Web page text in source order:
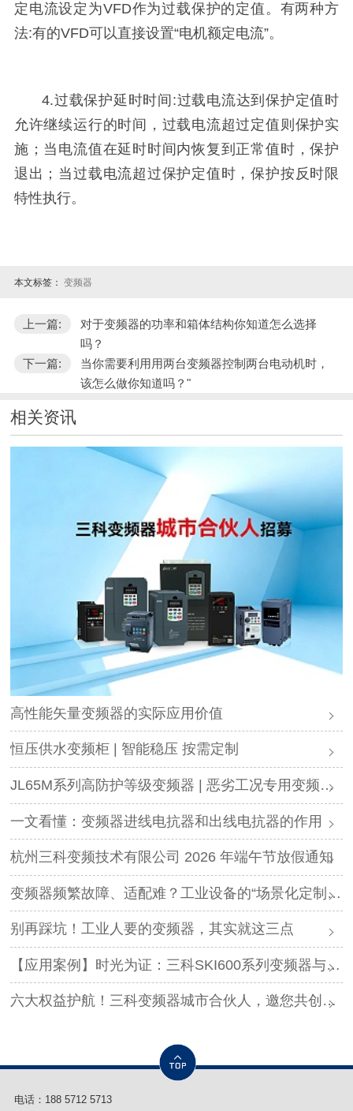
定电流设定为VFD作为过载保护的定值。有两种方
法:有的VFD可以直接设置“电机额定电流”。
4.过载保护延时时间:过载电流达到保护定值时
允许继续运行的时间，过载电流超过定值则保护实
施；当电流值在延时时间内恢复到正常值时，保护
退出；当过载电流超过保护定值时，保护按反时限
特性执行。
本文标签： 变频器
上一篇:
对于变频器的功率和箱体结构你知道怎么选择
吗？
下一篇:
当你需要利用用两台变频器控制两台电动机时，
该怎么做你知道吗？"
相关资讯
高性能矢量变频器的实际应用价值
恒压供水变频柜 | 智能稳压 按需定制
JL65M系列高防护等级变频器 | 恶劣工况专用变频解决方案
一文看懂：变频器进线电抗器和出线电抗器的作用
杭州三科变频技术有限公司 2026 年端午节放假通知
变频器频繁故障、适配难？工业设备的“场景化定制”，才是破局关键
别再踩坑！工业人要的变频器，其实就这三点
【应用案例】时光为证：三科SKI600系列变频器与调直机的“长情陪伴”！
六大权益护航！三科变频器城市合伙人，邀您共创事业
电话： 188 5712 5713